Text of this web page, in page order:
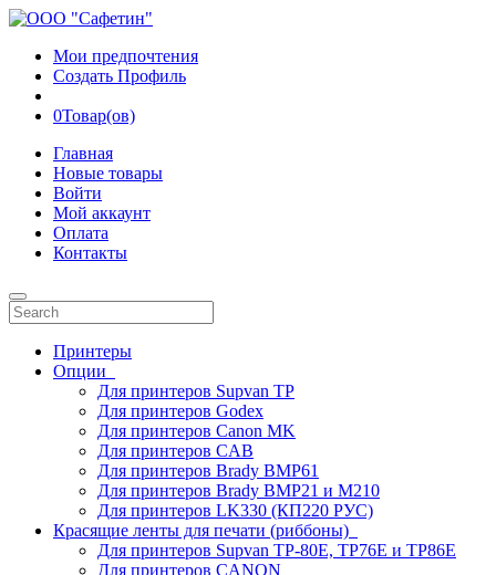
Мои предпочтения
Создать Профиль
0Товар(ов)
Главная
Новые товары
Войти
Мой аккаунт
Оплата
Контакты
Принтеры
Опции
Для принтеров Supvan TP
Для принтеров Godex
Для принтеров Canon MK
Для принтеров CAB
Для принтеров Brady BMP61
Для принтеров Brady BMP21 и M210
Для принтеров LK330 (КП220 РУС)
Красящие ленты для печати (риббоны)
Для принтеров Supvan TP-80E, TP76E и TP86E
Для принтеров CANON